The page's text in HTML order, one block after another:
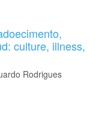
culture, illness,
Rodrigues